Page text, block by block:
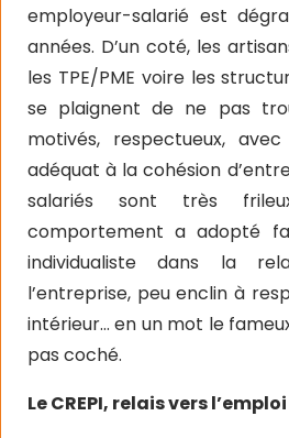
employeur-salarié est
années. D’un coté, les
les TPE/PME voire les
se plaignent de ne pas
motivés, respectueux,
adéquat à la cohésion
salariés sont très
comportement a adopté
individualiste dans la
l’entreprise, peu enclin à
intérieur… en un mot le
pas coché.
Le CREPI, relais vers l’emploi